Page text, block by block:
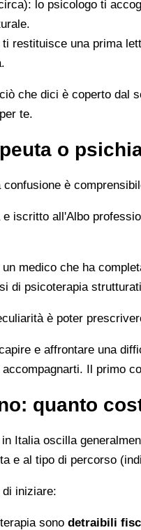
lo psicologo ti
restituisce una prima
che dici è coperto dal
te.
o
è
iscritto all'Albo
medico che ha
di psicoterapia
è poter
e affrontare una
Il primo
quanto
Italia oscilla
e al tipo di percorso
iniziare:
sono detraibili